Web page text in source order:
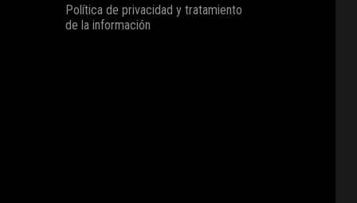
Política de privacidad y tratamiento
de la información